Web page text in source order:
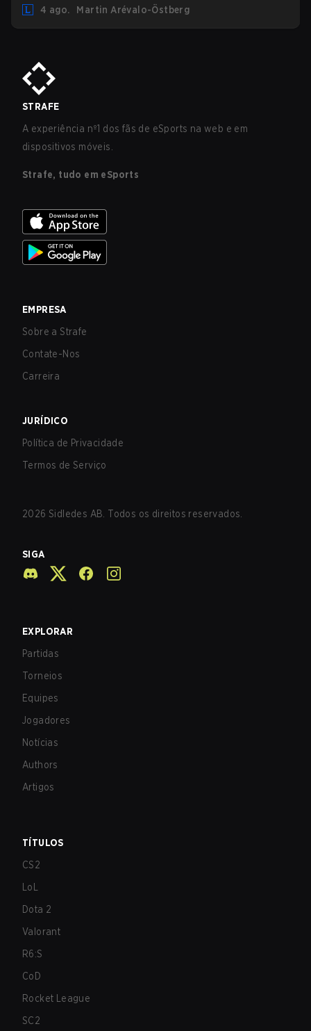
mudanças em Resistência Mágica (MR) para praticamente
todos os ADCs do jogo, na tentativa de lidar com o
runas e até a Quest do Papel de Suporte. Vamos dar uma
olhada em algumas das maiores mudanças que chegam
com o LoL Patch 26.16.
4 ago. Martin Arévalo-Östberg
STRAFE
A experiência nº1 dos fãs de eSports na web e em
dispositivos móveis.
Strafe, tudo em eSports
EMPRESA
Sobre a Strafe
Contate-Nos
Carreira
JURÍDICO
Política de Privacidade
Termos de Serviço
2026 Sidledes AB. Todos os direitos reservados.
SIGA
EXPLORAR
Partidas
Torneios
Equipes
Jogadores
Notícias
Authors
Artigos
TÍTULOS
CS2
LoL
Dota 2
Valorant
R6:S
CoD
Rocket League
SC2